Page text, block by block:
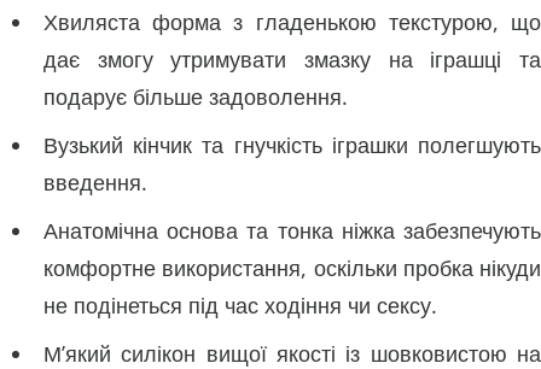
Хвиляста форма з гладенькою текстурою, що
дає змогу утримувати змазку на іграшці та
подарує більше задоволення.
Вузький кінчик та гнучкість іграшки полегшують
введення.
Анатомічна основа та тонка ніжка забезпечують
комфортне використання, оскільки пробка нікуди
не подінеться під час ходіння чи сексу.
М’який силікон вищої якості із шовковистою на